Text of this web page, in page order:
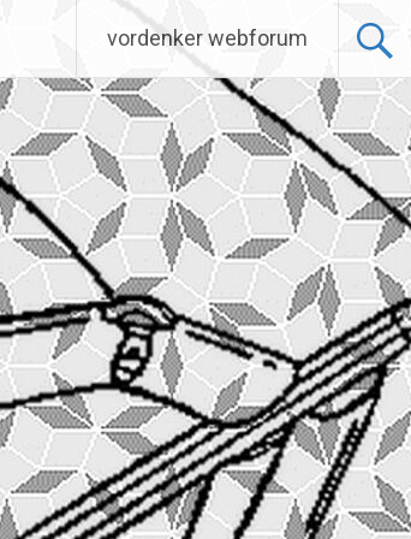
vordenker webforum